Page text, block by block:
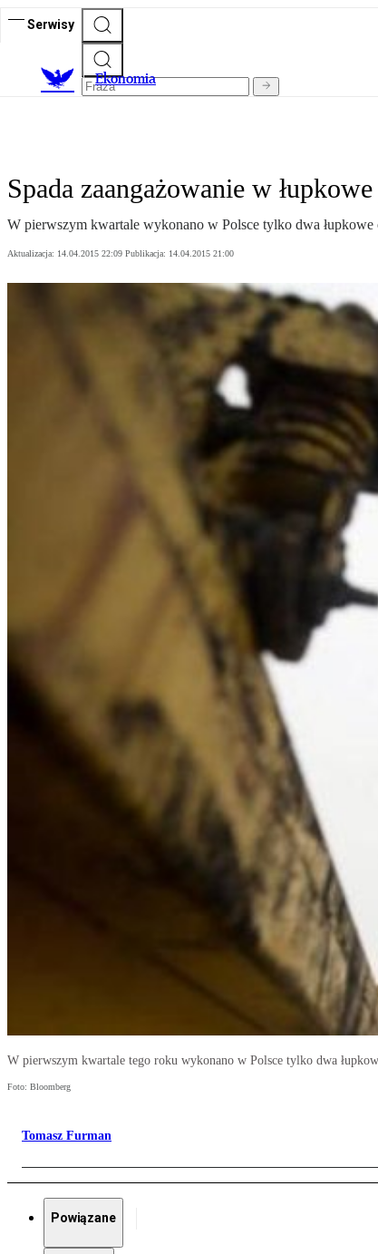
Serwisy
Ekonomia
Spada zaangażowanie w
W pierwszym kwartale wykonano w Polsce tylko dwa
Aktualizacja: 14.04.2015 22:09 Publikacja: 14.04.2015 21:00
W pierwszym kwartale tego roku wykonano w Polsce tylko dwa
Foto: Bloomberg
Tomasz Furman
Powiązane